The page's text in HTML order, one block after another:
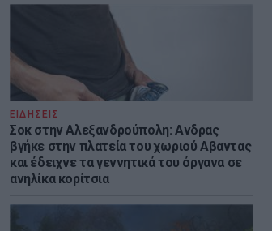
ΕΙΔΗΣΕΙΣ
Σοκ στην Αλεξανδρούπολη: Ανδρας
βγήκε στην πλατεία του χωριού Αβαντας
και έδειχνε τα γεννητικά του όργανα σε
ανηλίκα κορίτσια